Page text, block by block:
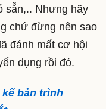
sẵn,.. Nhưng hãy
chứ đừng nên sao
đánh mất cơ hội
dụng rồi đó.
bản trình